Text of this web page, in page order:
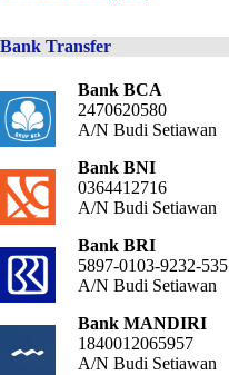
Bank Transfer
Bank BCA
2470620580
A/N Budi Setiawan
Bank BNI
0364412716
A/N Budi Setiawan
Bank BRI
5897-0103-9232-535
A/N Budi Setiawan
Bank MANDIRI
1840012065957
A/N Budi Setiawan